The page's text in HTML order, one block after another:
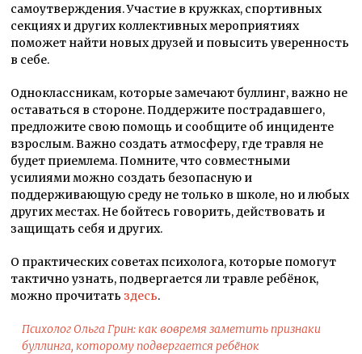
самоутверждения. Участие в кружках, спортивных
секциях и других коллективных мероприятиях
поможет найти новых друзей и повысить уверенность
в себе.
Одноклассникам, которые замечают буллинг, важно не
оставаться в стороне. Поддержите пострадавшего,
предложите свою помощь и сообщите об инциденте
взрослым. Важно создать атмосферу, где травля не
будет приемлема. Помните, что совместными
усилиями можно создать безопасную и
поддерживающую среду не только в школе, но и любых
других местах. Не бойтесь говорить, действовать и
защищать себя и других.
О практических советах психолога, которые помогут
тактично узнать, подвергается ли травле ребёнок,
можно прочитать здесь.
Психолог Ольга Грин: как вовремя заметить признаки
буллинга, которому подвергается ребёнок